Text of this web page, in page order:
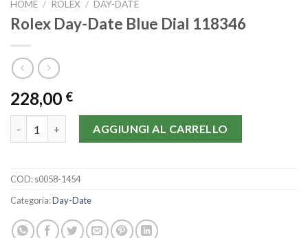
HOME / ROLEX / DAY-DATE
Rolex Day-Date Blue Dial 118346
228,00 €
AGGIUNGI AL CARRELLO
COD:s0058-1454
Categoria:Day-Date